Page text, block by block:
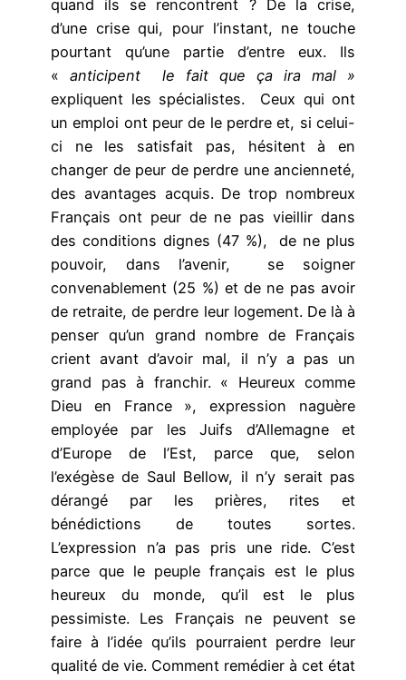
quand ils se rencontrent ? De la crise,
d’une crise qui, pour l’instant, ne touche
pourtant qu’une partie d’entre eux. Ils
« anticipent le fait que ça ira mal »
expliquent les spécialistes. Ceux qui ont
un emploi ont peur de le perdre et, si celui-
ci ne les satisfait pas, hésitent à en
changer de peur de perdre une ancienneté,
des avantages acquis. De trop nombreux
Français ont peur de ne pas vieillir dans
des conditions dignes (47 %), de ne plus
pouvoir, dans l’avenir, se soigner
convenablement (25 %) et de ne pas avoir
de retraite, de perdre leur logement. De là à
penser qu’un grand nombre de Français
crient avant d’avoir mal, il n’y a pas un
grand pas à franchir. « Heureux comme
Dieu en France », expression naguère
employée par les Juifs d’Allemagne et
d’Europe de l’Est, parce que, selon
l’exégèse de Saul Bellow, il n’y serait pas
dérangé par les prières, rites et
bénédictions de toutes sortes.
L’expression n’a pas pris une ride. C’est
parce que le peuple français est le plus
heureux du monde, qu’il est le plus
pessimiste. Les Français ne peuvent se
faire à l’idée qu’ils pourraient perdre leur
qualité de vie. Comment remédier à cet état